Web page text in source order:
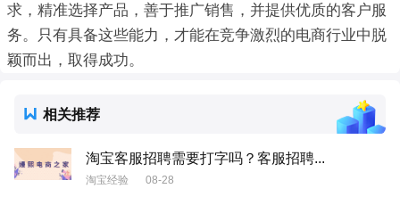
求，精准选择产品，善于推广销售，并提供优质的客户服
务。只有具备这些能力，才能在竞争激烈的电商行业中脱
颖而出，取得成功。
相关推荐
淘宝客服招聘需要打字吗？客服招聘...
淘宝经验 08-28